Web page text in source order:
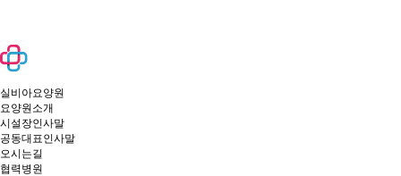
실비아요양원
요양원소개
시설장인사말
공동대표인사말
오시는길
협력병원